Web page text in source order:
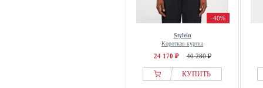
-40%
Stylein
Короткая куртка
24 170 ₽ 40 280 ₽
КУПИТЬ